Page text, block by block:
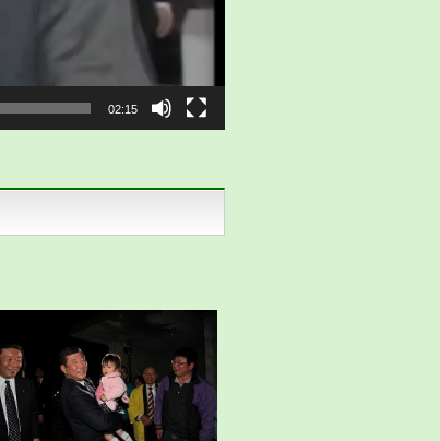
02:15